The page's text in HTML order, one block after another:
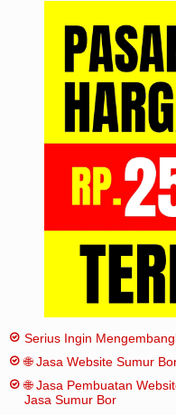
Serius Ingin
🌐 Jasa Website Sumur
🌐 Jasa Pembuatan
Jasa Sumur Bor